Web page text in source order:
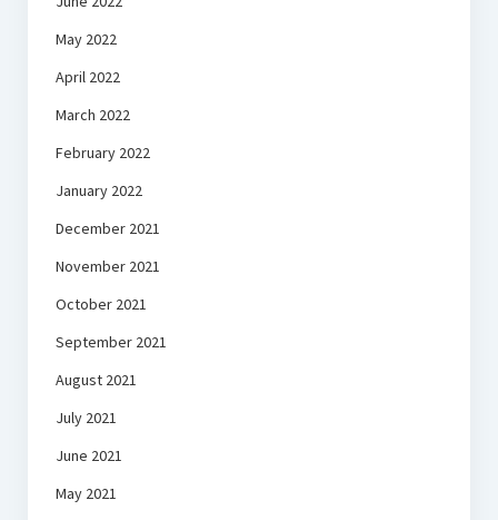
May 2022
April 2022
March 2022
February 2022
January 2022
December 2021
November 2021
October 2021
September 2021
August 2021
July 2021
June 2021
May 2021